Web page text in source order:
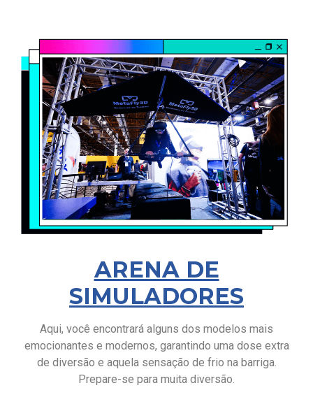
ARENA DE
SIMULADORES
Aqui, você encontrará alguns dos modelos mais
emocionantes e modernos, garantindo uma dose extra
de diversão e aquela sensação de frio na barriga.
Prepare-se para muita diversão.